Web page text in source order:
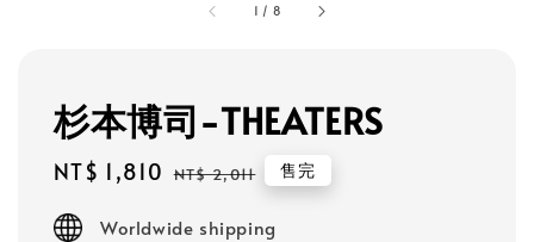
1 / 8
杉本博司-THEATERS
Sale
NT$ 1,810 Regular
NT$ 2,011 售完
Worldwide shipping